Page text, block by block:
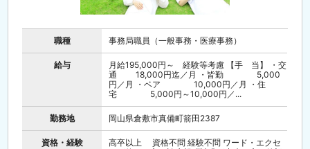
職種 事務局職員（一般事務・医療事務）
給与
月給195,000円～ 経験等考慮 【手 当】 ・交
通 18,000円迄／月 ・皆勤 5,000
円／月 ・ベア 10,000円／月 ・住
宅 5,000円～10,000円／...
勤務地 岡山県倉敷市真備町箭田2387
資格・経験
高卒以上 資格不問 経験不問 ワード・エクセ